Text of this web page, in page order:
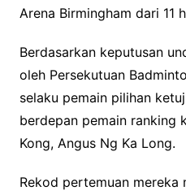
Arena Birmingham dari 11
Berdasarkan keputusan
oleh Persekutuan
selaku pemain pilihan
berdepan pemain ranking
Kong, Angus Ng Ka Long.
Rekod pertemuan mereka